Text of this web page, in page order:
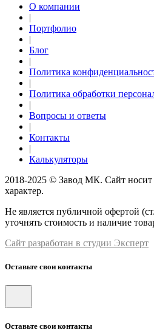
О компании
|
Портфолио
|
Блог
|
Политика
|
Политика обработки
|
Вопросы и ответы
|
Контакты
|
Калькуляторы
2018-2025 © Завод МК. Сайт
характер.
Не является публичной офертой
уточнять стоимость и наличие
Сайт разработан в студии Эксперт
Оставьте свои контакты
Оставьте свои контакты